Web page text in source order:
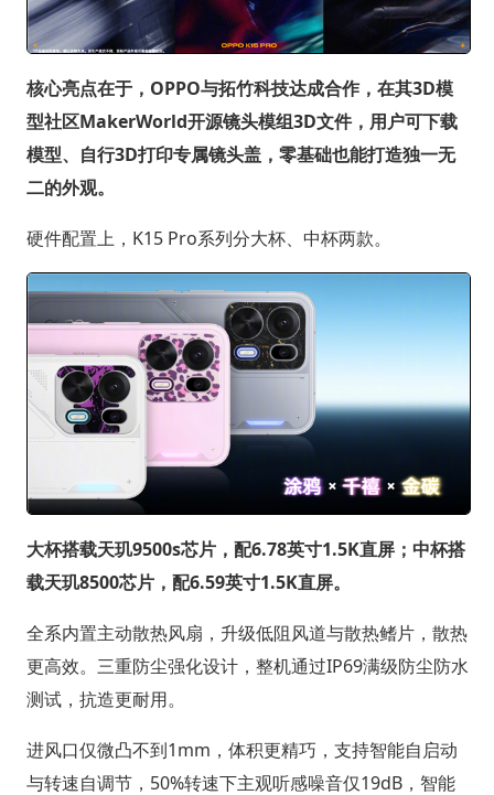
核心亮点在于，OPPO与拓竹科技达成合作，在其3D模
型社区MakerWorld开源镜头模组3D文件，用户可下载
模型、自行3D打印专属镜头盖，零基础也能打造独一无
二的外观。
硬件配置上，K15 Pro系列分大杯、中杯两款。
大杯搭载天玑9500s芯片，配6.78英寸1.5K直屏；中杯搭
载天玑8500芯片，配6.59英寸1.5K直屏。
全系内置主动散热风扇，升级低阻风道与散热鳍片，散热
更高效。三重防尘强化设计，整机通过IP69满级防尘防水
测试，抗造更耐用。
进风口仅微凸不到1mm，体积更精巧，支持智能自启动
与转速自调节，50%转速下主观听感噪音仅19dB，智能